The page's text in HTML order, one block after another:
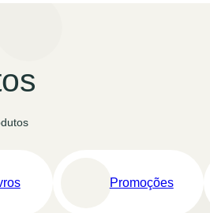
Promoções